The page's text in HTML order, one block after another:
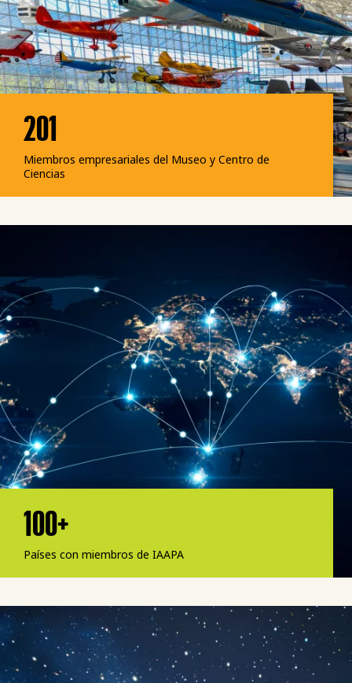
201
Miembros empresariales del Museo y Centro de
Ciencias
100+
Países con miembros de IAAPA